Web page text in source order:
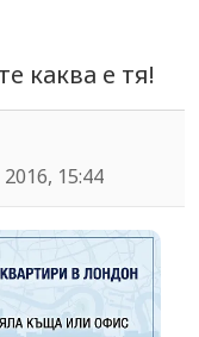
каква е тя!
15:44